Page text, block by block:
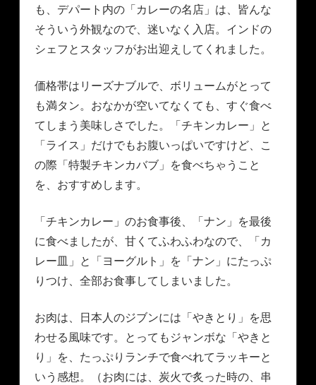
も、デパート内の「カレーの名店」は、皆んな
そういう外観なので、迷いなく入店。インドの
シェフとスタッフがお出迎えしてくれました。
価格帯はリーズナブルで、ボリュームがとって
も満タン。おなかが空いてなくても、すぐ食べ
てしまう美味しさでした。「チキンカレー」と
「ライス」だけでもお腹いっぱいですけど、こ
の際「特製チキンカバブ」を食べちゃうこと
を、おすすめします。
「チキンカレー」のお食事後、「ナン」を最後
に食べましたが、甘くてふわふわなので、「カ
レー皿」と「ヨーグルト」を「ナン」にたっぷ
りつけ、全部お食事してしまいました。
お肉は、日本人のジブンには「やきとり」を思
わせる風味です。とってもジャンボな「やきと
り」を、たっぷりランチで食べれてラッキーと
いう感想。（お肉には、炭火で炙った時の、串